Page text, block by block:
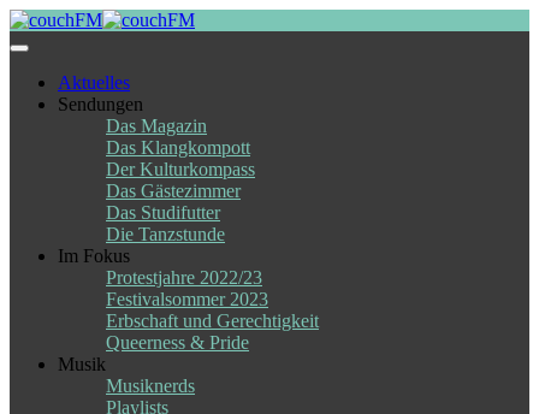
Skip
to
Aktuelles
Sendungen
Das Magazin
Das Klangkompott
Der Kulturkompass
Das Gästezimmer
Das Studifutter
Die Tanzstunde
Im Fokus
Protestjahre 2022/23
Festivalsommer 2023
Erbschaft und Gerechtigkeit
Queerness & Pride
Musik
Musiknerds
Playlists